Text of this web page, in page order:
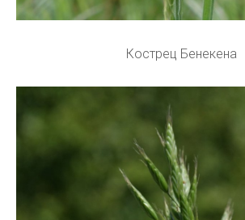
Кострец Бенекена